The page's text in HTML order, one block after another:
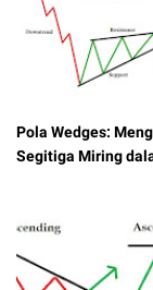
Pola Wedges:
Segitiga Miring